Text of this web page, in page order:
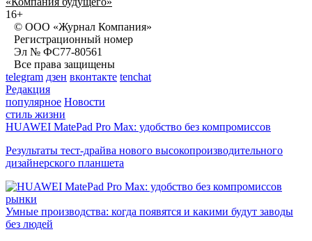
16+
© ООО «Журнал Компания»
Регистрационный номер
Эл № ФС77-80561
Все права защищены
telegram дзен вконтакте tenchat
Редакция
популярное Новости
стиль жизни
HUAWEI MatePad Pro Max: удобство без компромиссов
Результаты тест-драйва нового высокопроизводительного
дизайнерского планшета
рынки
Умные производства: когда появятся и какими будут заводы
без людей